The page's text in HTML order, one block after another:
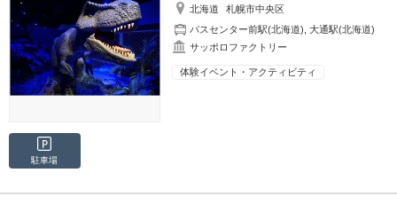
北海道
札幌市中央区
バスセンター前駅(北海道) ,大通駅(北海道)
サッポロファクトリー
体験イベント・アクティビティ
駐車場